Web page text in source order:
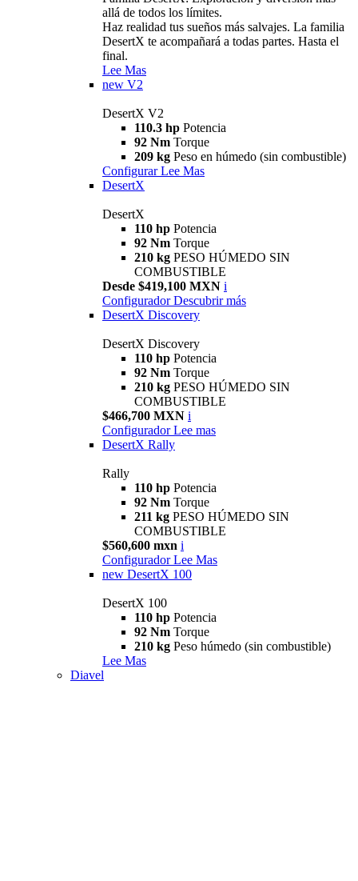
allá de todos los límites.
Haz realidad tus sueños más salvajes. La familia
DesertX te acompañará a todas partes. Hasta el
final.
Lee Mas
new V2
DesertX V2
110.3 hp Potencia
92 Nm Torque
209 kg Peso en húmedo (sin combustible)
Configurar Lee Mas
DesertX
DesertX
110 hp Potencia
92 Nm Torque
210 kg PESO HÚMEDO SIN
COMBUSTIBLE
Desde $419,100 MXN i
Configurador Descubrir más
DesertX Discovery
DesertX Discovery
110 hp Potencia
92 Nm Torque
210 kg PESO HÚMEDO SIN
COMBUSTIBLE
$466,700 MXN i
Configurador Lee mas
DesertX Rally
Rally
110 hp Potencia
92 Nm Torque
211 kg PESO HÚMEDO SIN
COMBUSTIBLE
$560,600 mxn i
Configurador Lee Mas
new DesertX 100
DesertX 100
110 hp Potencia
92 Nm Torque
210 kg Peso húmedo (sin combustible)
Lee Mas
Diavel